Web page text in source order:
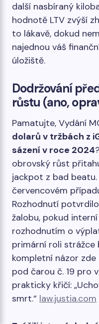
další nasbíraný
hodnotě LTV zvýší
to lákavě, dokud
najednou váš
úložiště.
Dodržování
růstu (ano,
Pamatujte, Vydání
dolarů v tržbách z
sázení v roce 2024?
obrovský růst
jackpot z bad
červencovém
Rozhodnutí
žalobu, pokud
rozhodnutím o
primární roli strážce
kompletní názor zde
pod čarou č. 19 pro
prakticky křičí:
smrt.“ law.justia.com